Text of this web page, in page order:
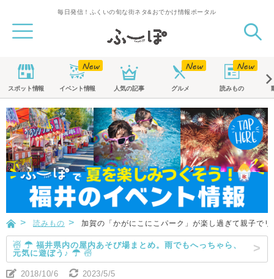
毎日発信！ふくいの旬な街ネタ&おでかけ情報ポータル
スポット情報 イベント情報 人気の記事 グルメ 読みもの
読みもの 加賀の「かがにこにこパーク」が楽し過ぎて親子で
☃ ☂ 福井県内の屋内あそび場まとめ。雨でもへっちゃら、
元気に遊ぼう♪ ☂ ☃
2018/10/6 2023/5/5